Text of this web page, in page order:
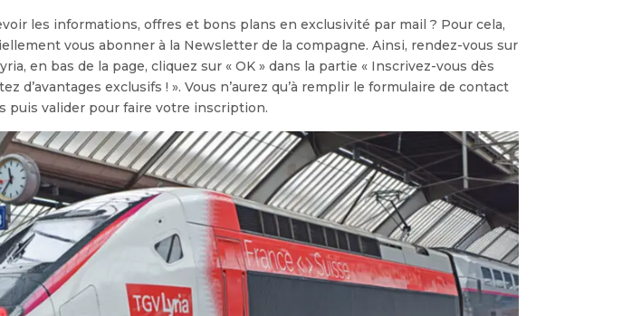
les informations, offres et bons plans en exclusivité par mail ? Pour cela,
vous abonner à la Newsletter de la compagne. Ainsi, rendez-vous sur
en bas de la page, cliquez sur « OK » dans la partie « Inscrivez-vous dès
d’avantages exclusifs ! ». Vous n’aurez qu’à remplir le formulaire de contact
puis valider pour faire votre inscription.